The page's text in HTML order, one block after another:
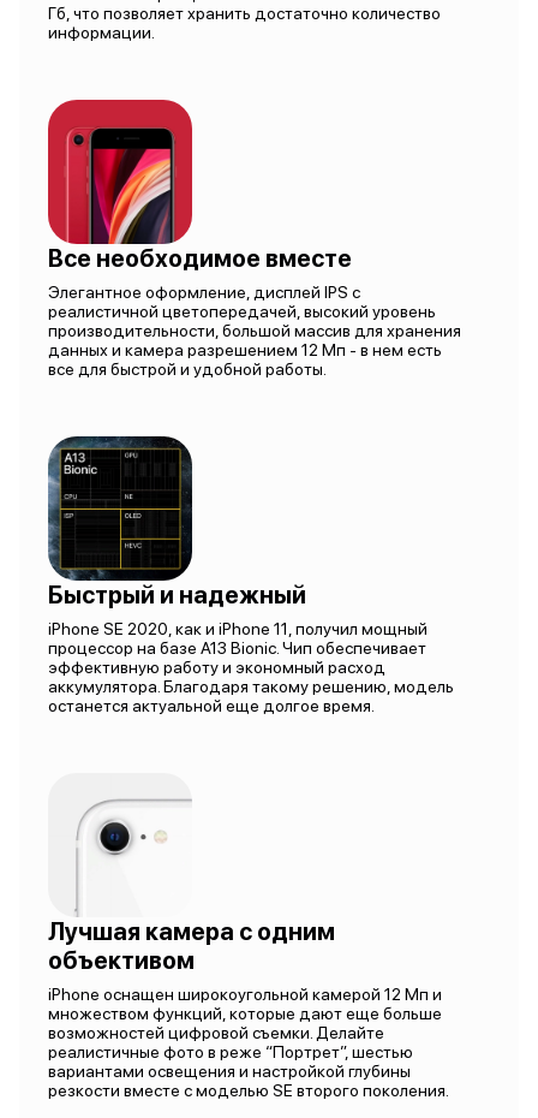
Гб, что позволяет хранить достаточно количество
информации.
Все необходимое вместе
Элегантное оформление, дисплей IPS с
реалистичной цветопередачей, высокий уровень
производительности, большой массив для хранения
данных и камера разрешением 12 Мп - в нем есть
все для быстрой и удобной работы.
Быстрый и надежный
iPhone SE 2020, как и iPhone 11, получил мощный
процессор на базе A13 Bionic. Чип обеспечивает
эффективную работу и экономный расход
аккумулятора. Благодаря такому решению, модель
останется актуальной еще долгое время.
Лучшая камера с одним
объективом
iPhone оснащен широкоугольной камерой 12 Мп и
множеством функций, которые дают еще больше
возможностей цифровой съемки. Делайте
реалистичные фото в реже “Портрет”, шестью
вариантами освещения и настройкой глубины
резкости вместе с моделью SE второго поколения.